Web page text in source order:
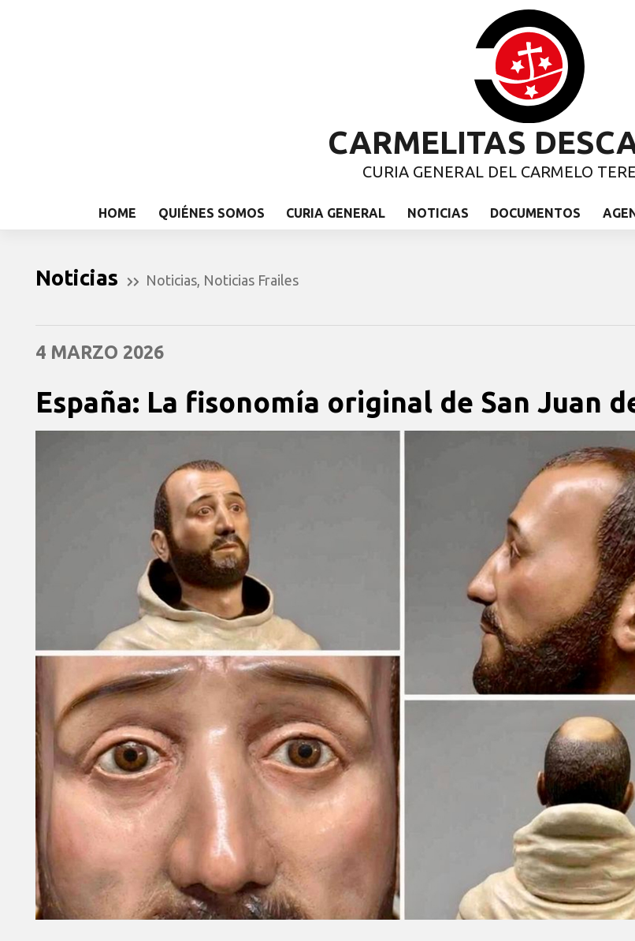
CARMELITAS
CURIA GENERAL DEL CARMELO
HOME QUIÉNES SOMOS CURIA GENERAL NOTICIAS DOCUMENTOS
Noticias Noticias Noticias Frailes
4 MARZO 2026
España: La fisonomía original de San Juan